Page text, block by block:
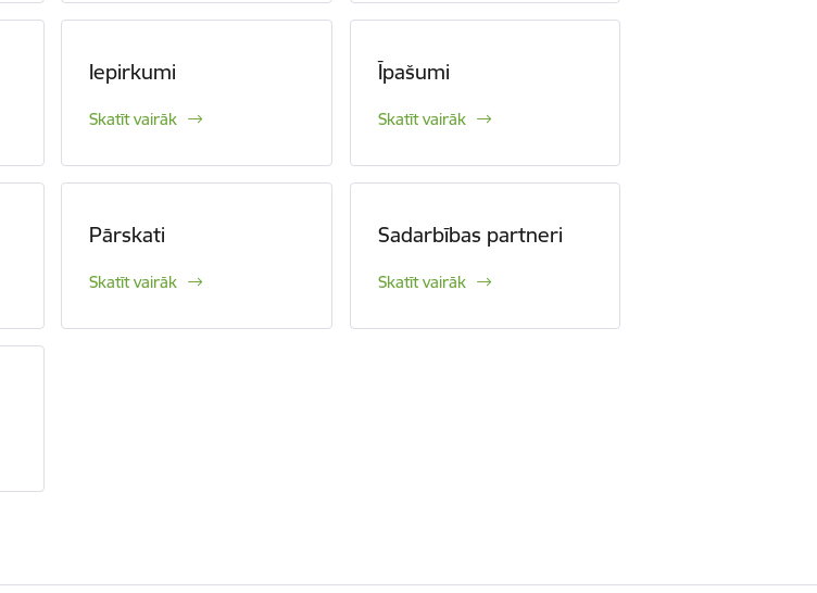
Iepirkumi
Skatīt vairāk
Īpašumi
Skatīt vairāk
Pārskati
Skatīt vairāk
Sadarbības partneri
Skatīt vairāk